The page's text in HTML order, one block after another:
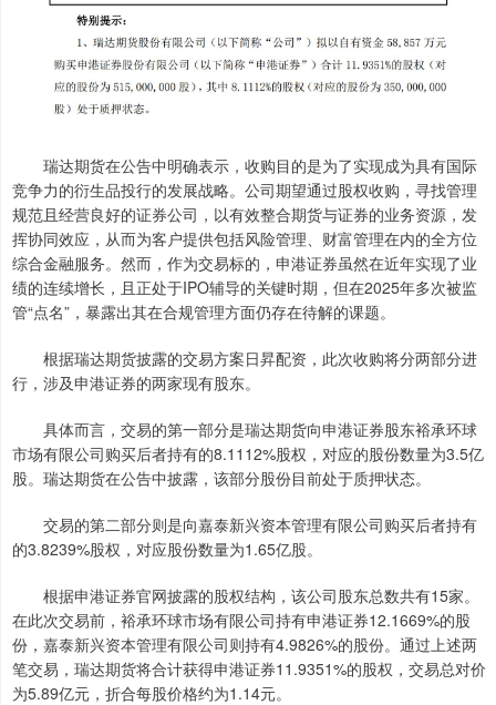
瑞达期货在公告中明确表示，收购目的是为了实现成为具有国际
竞争力的衍生品投行的发展战略。公司期望通过股权收购，寻找管理
规范且经营良好的证券公司，以有效整合期货与证券的业务资源，发
挥协同效应，从而为客户提供包括风险管理、财富管理在内的全方位
综合金融服务。然而，作为交易标的，申港证券虽然在近年实现了业
绩的连续增长，且正处于IPO辅导的关键时期，但在2025年多次被监
管“点名”，暴露出其在合规管理方面仍存在待解的课题。
根据瑞达期货披露的交易方案日昇配资，此次收购将分两部分进
行，涉及申港证券的两家现有股东。
具体而言，交易的第一部分是瑞达期货向申港证券股东裕承环球
市场有限公司购买后者持有的8.1112%股权，对应的股份数量为3.5亿
股。瑞达期货在公告中披露，该部分股份目前处于质押状态。
交易的第二部分则是向嘉泰新兴资本管理有限公司购买后者持有
的3.8239%股权，对应股份数量为1.65亿股。
根据申港证券官网披露的股权结构，该公司股东总数共有15家。
在此次交易前，裕承环球市场有限公司持有申港证券12.1669%的股
份，嘉泰新兴资本管理有限公司则持有4.9826%的股份。通过上述两
笔交易，瑞达期货将合计获得申港证券11.9351%的股权，交易总对价
为5.89亿元，折合每股价格约为1.14元。